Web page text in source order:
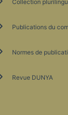
Collection
Publications du
Normes de
Revue DUNYA